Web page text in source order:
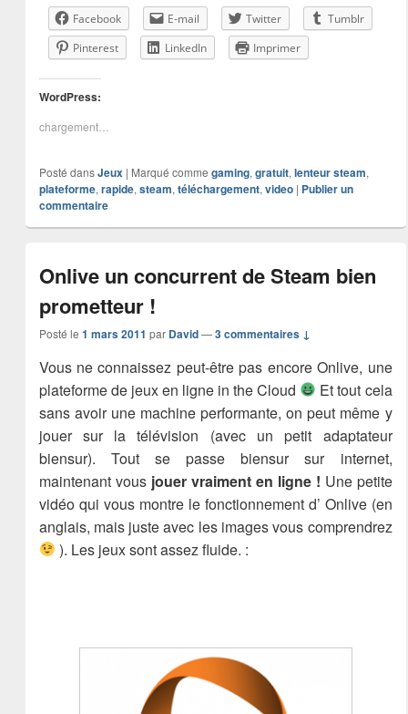
Facebook E-mail Twitter
Tumblr
Pinterest
LinkedIn Imprimer
WordPress:
chargement…
Posté dans Jeux | Marqué comme gaming, gratuit, lenteur steam,
plateforme, rapide, steam, téléchargement, video | Publier un
commentaire
Onlive un concurrent de Steam bien
prometteur !
Posté le 1 mars 2011 par David —3 commentaires ↓
Vous ne connaissez peut-être pas encore Onlive, une
plateforme de jeux en ligne in the Cloud
Et tout cela
sans avoir une machine performante, on peut même y
jouer sur la télévision (avec un petit adaptateur
biensur). Tout se passe biensur sur internet,
maintenant vous jouer vraiment en ligne ! Une petite
vidéo qui vous montre le fonctionnement d’ Onlive (en
anglais, mais juste avec les images vous comprendrez
). Les jeux sont assez fluide. :